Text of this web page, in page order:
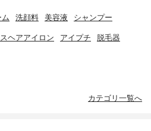
洗顔料 美容液 シャンプー
ヘアアイロン アイプチ 脱毛器
カテゴリ一覧へ